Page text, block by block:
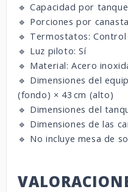
🔹 Capacidad por
🔹 Porciones por
🔹 Termostatos:
🔹 Luz piloto: Sí
🔹 Material: Acero
🔹 Dimensiones del
(fondo) × 43 cm (alto)
🔹 Dimensiones del
🔹 Dimensiones de las
🔹 No incluye mesa de